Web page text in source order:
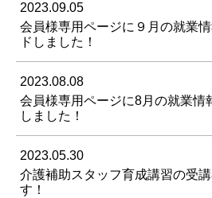
2023.09.05
会員様専用ページに９月の就業
ドしました！
2023.08.08
会員様専用ページに8月の就業情
しました！
2023.05.30
介護補助スタッフ育成講習の受
す！